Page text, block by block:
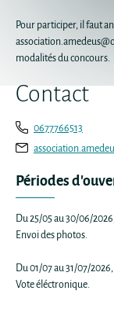
Pour participer, il faut
modalités du concours.
Contact
0677766513
Périodes
Du 25/05 au 30/06/
Envoi des photos.
Du 01/07 au 31/07/
Vote éléctronique.